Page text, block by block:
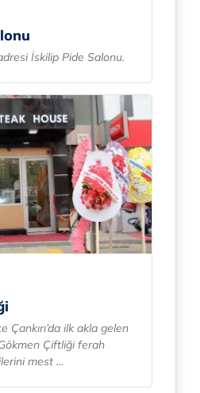
İskilip Pide Salonu.
Çankırı’da ilk akla gelen
Çiftliği ferah
mest ...